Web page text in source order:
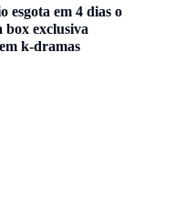
esgota em 4 dias o
box exclusiva
k-dramas